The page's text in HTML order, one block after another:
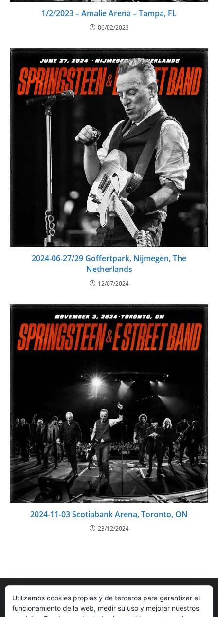
1/2/2023 – Amalie Arena – Tampa, FL
06/02/2023
2024-06-27/29 Goffertpark, Nijmegen, The
Netherlands
12/07/2024
2024-11-03 Scotiabank Arena, Toronto, ON
23/12/2024
Utilizamos cookies propias y de terceros para garantizar el
funcionamiento de la web, medir su uso y mejorar nuestros